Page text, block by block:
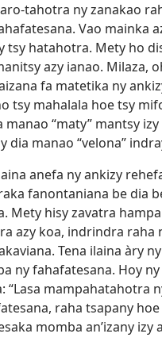
tahotra ny zanakao
Vao mainka
tsy hatahotra. Mety ho
azy ianao. Milaza,
fa matetika ny
tsy mahalala hoe tsy
manao “maty” mantsy
dia manao “velona”
anefa ny ankizy
fanontaniana be dia
Mety hisy zavatra
azy koa, indrindra raha
Tena ilaina àry
ny fahafatesana. Hoy
“Lasa mampahatahotra
raha tsapany
momba an’izany izy